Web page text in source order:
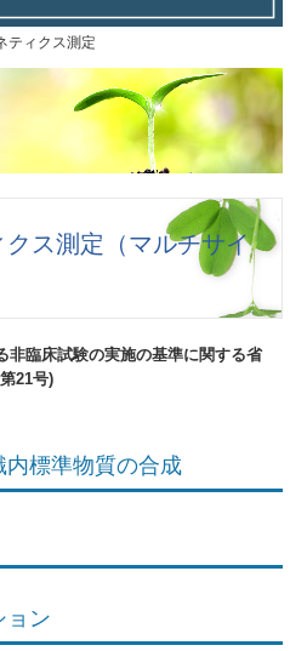
測定
を用いた薬物動態試験に関するご
ティクス測定
クス測定（マルチサイ
非臨床試験の実施の基準に関する省
21号)
標準物質の合成
ョン